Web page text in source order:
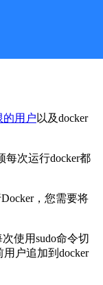
的用户 以及docker
每次运行docker都
，您需要将
使用sudo命令切
用户追加到docker